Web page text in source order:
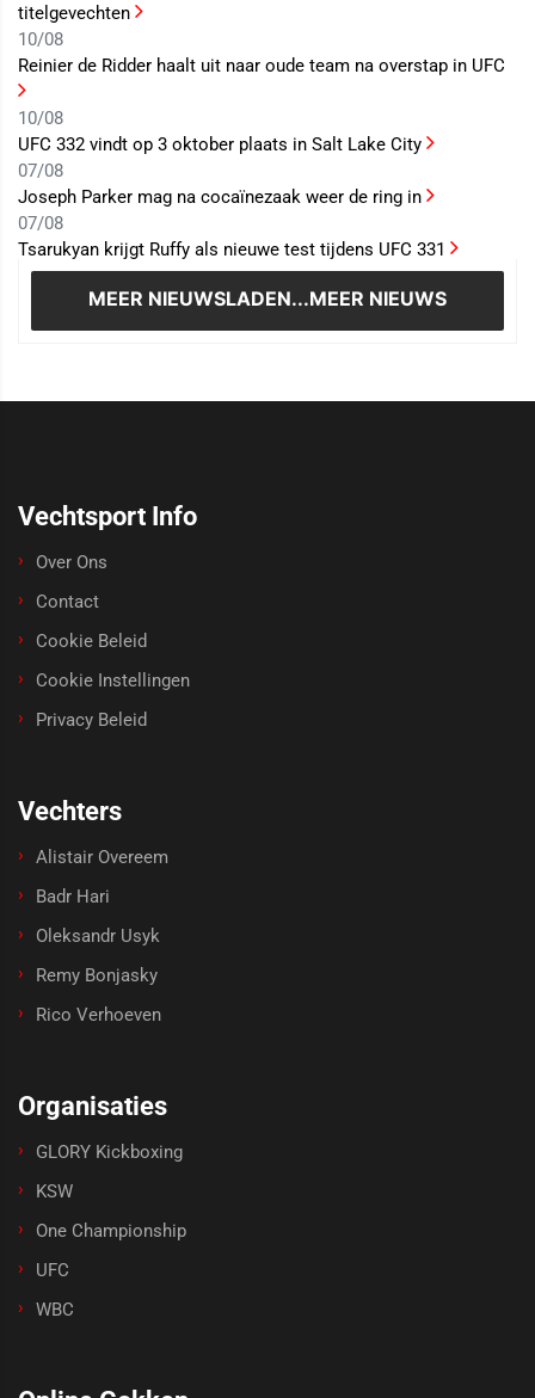
titelgevechten
10/08
Reinier de Ridder haalt uit naar oude team na overstap in UFC
10/08
UFC 332 vindt op 3 oktober plaats in Salt Lake City
07/08
Joseph Parker mag na cocaïnezaak weer de ring in
07/08
Tsarukyan krijgt Ruffy als nieuwe test tijdens UFC 331
MEER NIEUWSLADEN...MEER NIEUWS
Vechtsport Info
Over Ons
Contact
Cookie Beleid
Cookie Instellingen
Privacy Beleid
Vechters
Alistair Overeem
Badr Hari
Oleksandr Usyk
Remy Bonjasky
Rico Verhoeven
Organisaties
GLORY Kickboxing
KSW
One Championship
UFC
WBC